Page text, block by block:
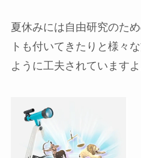
夏休みには自由研究のた
トも付いてきたりと様々
ように工夫されていますよ